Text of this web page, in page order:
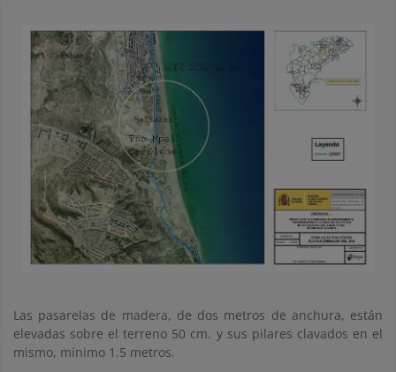
Las pasarelas de madera, de dos metros de anchura, están
elevadas sobre el terreno 50 cm. y sus pilares clavados en el
mismo, mínimo 1.5 metros.